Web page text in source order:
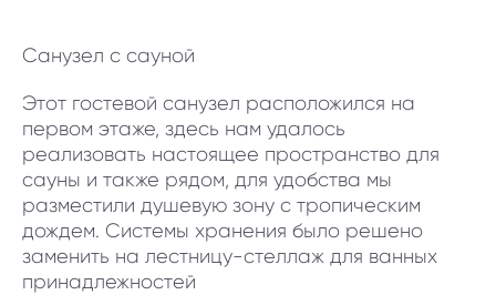
Санузел с сауной
Этот гостевой санузел расположился на
первом этаже, здесь нам удалось
реализовать настоящее пространство для
сауны и также рядом, для удобства мы
разместили душевую зону с тропическим
дождем. Системы хранения было решено
заменить на лестницу-стеллаж для ванных
принадлежностей